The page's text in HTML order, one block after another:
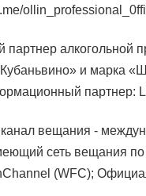
алкогольной
и марка
партнер:
вещания -
сеть вещания
(WFC);